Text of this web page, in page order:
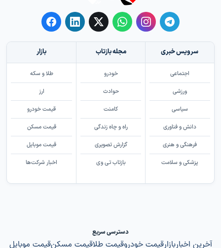
سرویس خبری
اجتماعی
ورزشی
سیاسی
دانش و فناوری
فرهنگی و هنری
پزشکی و سلامت
مجله بازتاب
خودرو
حوادث
کامنت
راه و چاه زندگی
گزارش تصویری
بازتاب تی وی
بازار
طلا و سکه
ارز
قیمت خودرو
قیمت مسکن
قیمت موبایل
اخبار شرکت‌ها
دسترسی سریع
آخرین اخباربازارقیمت خودروقیمت طلاقیمت مسکنقیمت موبایل